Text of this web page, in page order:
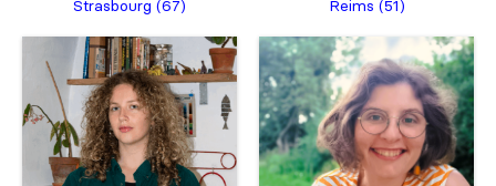
Strasbourg (67) Reims (51)